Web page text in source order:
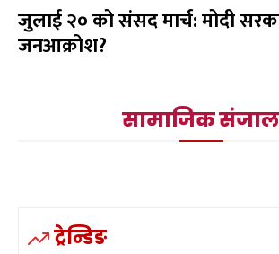
जुलाई २० को संसद मार्च: मोदी
जनआक्रोश?
सामाजिक संजाल
ट्रेन्डिङ